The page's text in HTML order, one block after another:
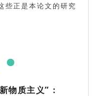
些正是本论文的研究
物质主义”：